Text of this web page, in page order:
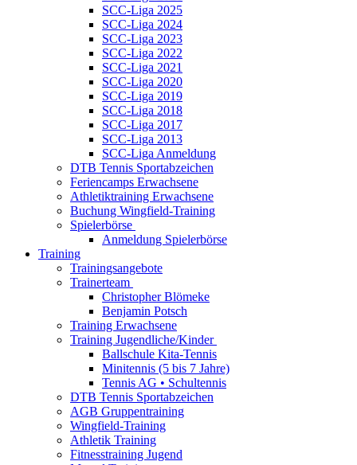
SCC-Liga 2025
SCC-Liga 2024
SCC-Liga 2023
SCC-Liga 2022
SCC-Liga 2021
SCC-Liga 2020
SCC-Liga 2019
SCC-Liga 2018
SCC-Liga 2017
SCC-Liga 2013
SCC-Liga Anmeldung
DTB Tennis Sportabzeichen
Feriencamps Erwachsene
Athletiktraining Erwachsene
Buchung Wingfield-Training
Spielerbörse
Anmeldung Spielerbörse
Training
Trainingsangebote
Trainerteam
Christopher Blömeke
Benjamin Potsch
Training Erwachsene
Training Jugendliche/Kinder
Ballschule Kita-Tennis
Minitennis (5 bis 7 Jahre)
Tennis AG • Schultennis
DTB Tennis Sportabzeichen
AGB Gruppentraining
Wingfield-Training
Athletik Training
Fitnesstraining Jugend